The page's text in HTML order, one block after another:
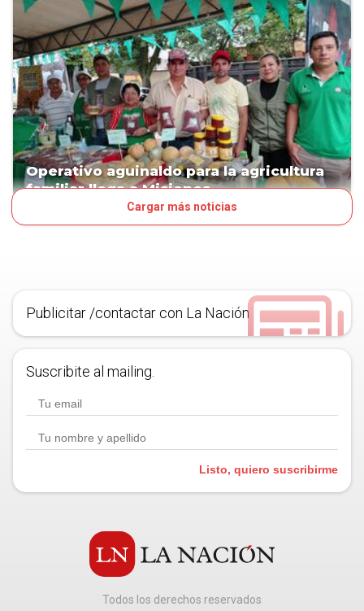
Operativo aguinaldo para la agricultura
familiar llega a Misiones
Cargar más noticias
Publicitar /contactar con La Nación
Suscribite al mailing.
Listo, quiero suscribirme
Todos los derechos reservados